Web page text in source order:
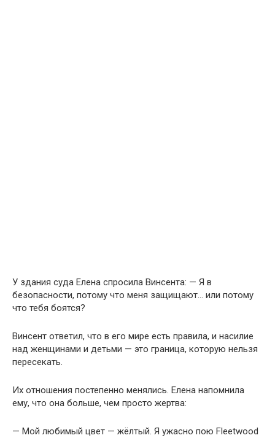
У здания суда Елена спросила Винсента: — Я в
безопасности, потому что меня защищают… или потому
что тебя боятся?
Винсент ответил, что в его мире есть правила, и насилие
над женщинами и детьми — это граница, которую нельзя
пересекать.
Их отношения постепенно менялись. Елена напомнила
ему, что она больше, чем просто жертва:
— Мой любимый цвет — жёлтый. Я ужасно пою Fleetwood